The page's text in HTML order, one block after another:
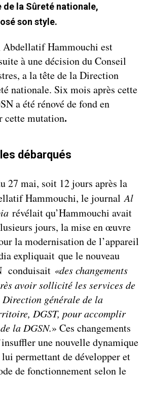
la Sûreté nationale,
son style.
Abdellatif Hammouchi est
à une décision du Conseil
a la tête de la Direction
nationale. Six mois après cette
a été rénové de fond en
cette mutation.
débarqués
27 mai, soit 12 jours après la
Hammouchi, le journalAl
révélait qu’Hammouchi avait
jours, la mise en œuvre
la modernisation de l’appareil
expliquait que le nouveau
conduisait «des changements
avoir sollicité les services de
Direction générale de la
DGST, pour accomplir
la DGSN.» Ces changements
une nouvelle dynamique
permettant de développer et
de fonctionnement selon le